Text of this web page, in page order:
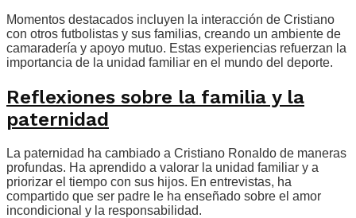
Momentos destacados incluyen la interacción de Cristiano
con otros futbolistas y sus familias, creando un ambiente de
camaradería y apoyo mutuo. Estas experiencias refuerzan la
importancia de la unidad familiar en el mundo del deporte.
Reflexiones sobre la familia y la
paternidad
La paternidad ha cambiado a Cristiano Ronaldo de maneras
profundas. Ha aprendido a valorar la unidad familiar y a
priorizar el tiempo con sus hijos. En entrevistas, ha
compartido que ser padre le ha enseñado sobre el amor
incondicional y la responsabilidad.